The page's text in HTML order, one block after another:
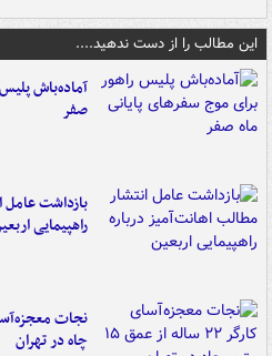
این مطالب را از دست ندهید....
آماده‌باش
صفر
بازداشت عامل
راهپیمایی
چاه در تهران